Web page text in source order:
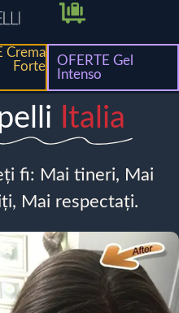
Crema
Forte
OFERTE Gel
Intenso
Italia
fi: Mai tineri, Mai
Mai respectați.